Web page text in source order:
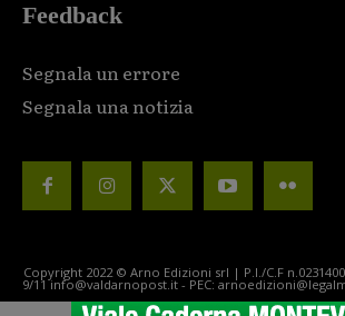
Feedback
Segnala un errore
Segnala una notizia
Copyright 2022 © Arno Edizioni srl | P.I./C.F
9/11 info@valdarnopost.it - PEC: